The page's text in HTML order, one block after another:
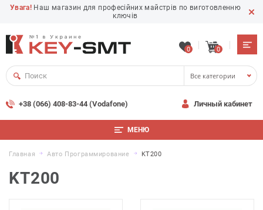
Увага! Наш магазин для професійних майстрів по виготовленню
ключів
0 0
Все категории
+38 (066) 408-83-44 (Vodafone) Личный кабинет
МЕНЮ
Главная Авто Программирование KT200
KT200